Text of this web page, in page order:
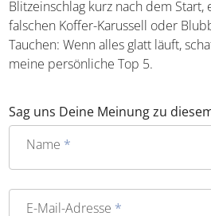
Geschrieben von:Susanne
Susanne mein Name, Wirrwarr
dann teilweise bereits im Flieger
Blitzeinschlag kurz nach dem Start,
falschen Koffer-Karussell oder
Tauchen: Wenn alles glatt läuft,